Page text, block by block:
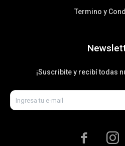
Termino y
¡Suscribite y recibí todas
 